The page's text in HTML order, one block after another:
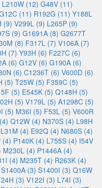
L210W (12) G48V (11)
(11) R192G (11) Y188L
(9) V299L (9) L265P (9)
(9) G1691A (8) G2677T
(8) F317L (7) V106A (7)
(7) Y93H (6) F227C (6)
(6) G12V (6) G190A (6)
(6) C1236T (6) V600D (6)
(5) T25W (5) F359C (5)
(5) E545K (5) Q148H (5)
(5) V179L (5) A1298C (5)
(5) M36I (5) F53L (5) V600R
Q12W (4) N370S (4) L98H
L31M (4) E92Q (4) N680S (4)
(4) P140K (4) L755S (4) I54V
M230L (4) P1446A (4)
(4) M235T (4) R263K (4)
S1400A (3) S1400I (3) Q16W
(3) V122I (3) L74I (3)